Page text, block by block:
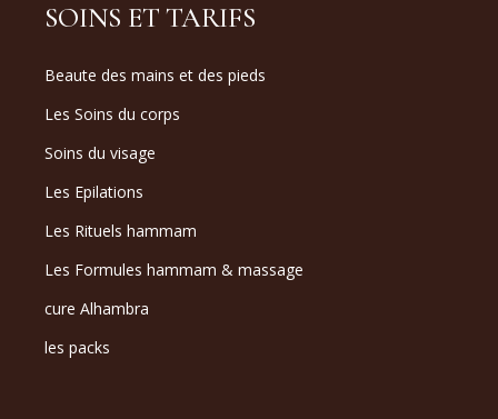
SOINS ET TARIFS
Beaute des mains et des pieds
Les Soins du corps
Soins du visage
Les Epilations
Les Rituels hammam
Les Formules hammam & massage
cure Alhambra
les packs